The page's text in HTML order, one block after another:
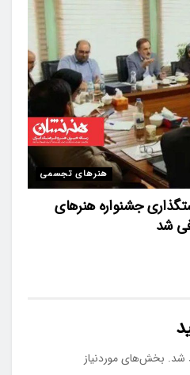
هنرهای تجسمی
جشنواره هنرهای
شد
شد. بخش‌های موردنیاز